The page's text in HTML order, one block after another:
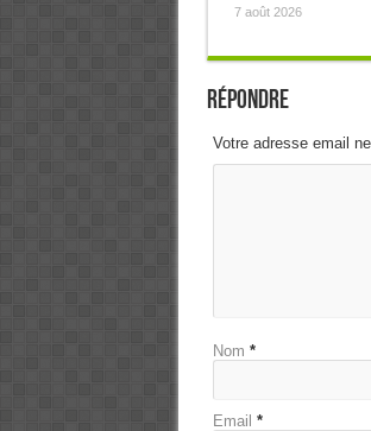
7 août 2026
Répondre
Votre adresse email
Nom *
Email *